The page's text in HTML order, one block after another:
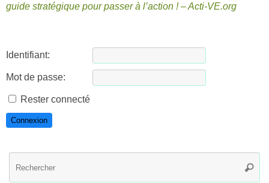
guide stratégique pour passer à l’action ! – Acti-VE.org
Identifiant:
Mot de passe:
Rester connecté
Connexion